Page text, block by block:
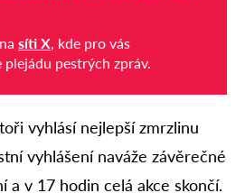
síti X, kde pro vás
plejádu pestrých zpráv.
vyhlásí nejlepší zmrzlinu
vyhlášení naváže závěrečné
a v 17 hodin celá akce skončí.